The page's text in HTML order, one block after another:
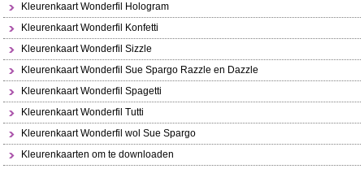
Kleurenkaart Wonderfil Hologram
Kleurenkaart Wonderfil Konfetti
Kleurenkaart Wonderfil Sizzle
Kleurenkaart Wonderfil Sue Spargo Razzle en Dazzle
Kleurenkaart Wonderfil Spagetti
Kleurenkaart Wonderfil Tutti
Kleurenkaart Wonderfil wol Sue Spargo
Kleurenkaarten om te downloaden